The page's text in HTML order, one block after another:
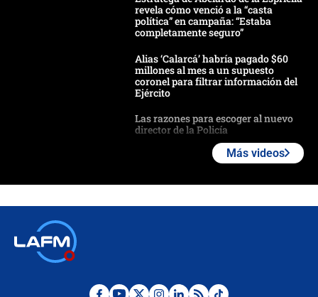
revela cómo venció a la “casta
política” en campaña: “Estaba
completamente seguro”
Alias ‘Calarcá’ habría pagado $60
millones al mes a un supuesto
coronel para filtrar información del
Ejército
Las razones para escoger al nuevo
director de la Policía
Más videos